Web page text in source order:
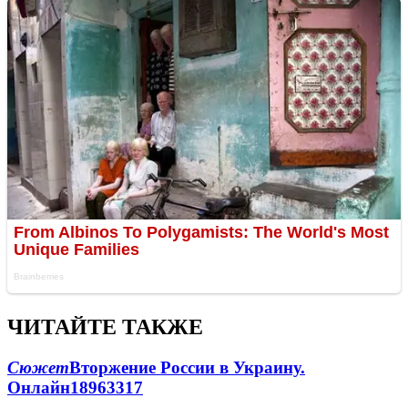
ЧИТАЙТЕ ТАКЖЕ
СюжетВторжение России в Украину.
Онлайн18963317